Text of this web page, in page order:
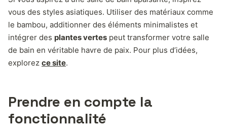
vous des styles asiatiques. Utiliser des matériaux comme
le bambou, additionner des éléments minimalistes et
intégrer des plantes vertes peut transformer votre salle
de bain en véritable havre de paix. Pour plus d’idées,
explorez ce site.
Prendre en compte la
fonctionnalité